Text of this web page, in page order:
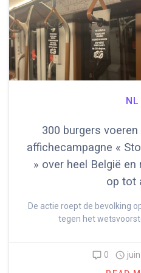
NL
300 burgers
affichecampagne «
» over heel België
op tot
De actie roept de bevolking
tegen het
0